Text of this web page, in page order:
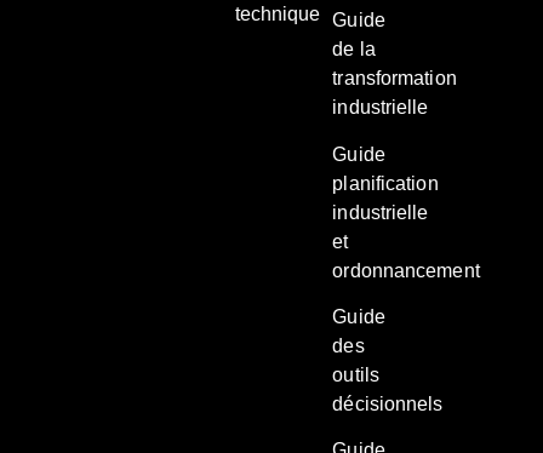
technique
Guide
de la
transformation
industrielle
Guide
planification
industrielle
et
ordonnancement
Guide
des
outils
décisionnels